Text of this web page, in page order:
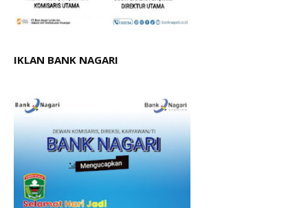
IKLAN BANK NAGARI